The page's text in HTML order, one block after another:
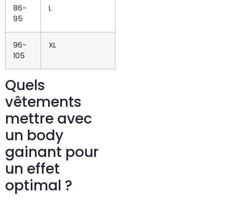
86-
95
L
96-
105
XL
Quels
vêtements
mettre avec
un body
gainant pour
un effet
optimal ?